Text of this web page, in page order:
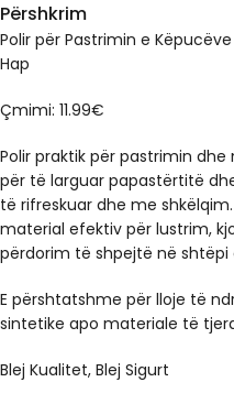
Përshkrim
Polir për Pastrimin e
Hap
Çmimi: 11.99€
Polir praktik për pastrimin
për të larguar papastërtitë
të rifreskuar dhe me
material efektiv për lustrim,
përdorim të shpejtë në
E përshtatshme për lloje të
sintetike apo materiale të
Blej Kualitet, Blej Sigurt